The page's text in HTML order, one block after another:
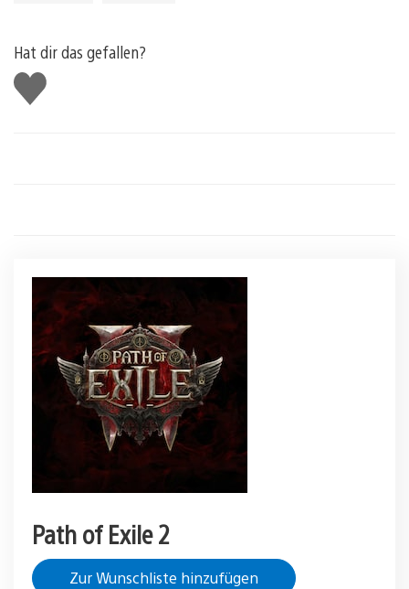
Hat dir das gefallen?
Gefällt
mir
Path of Exile 2
Zur Wunschliste hinzufügen